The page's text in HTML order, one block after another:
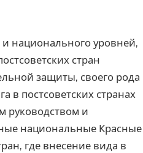
национального уровней,
стран
защиты, своего рода
в постсоветских странах
руководством и
национальные Красные
где внесение вида в